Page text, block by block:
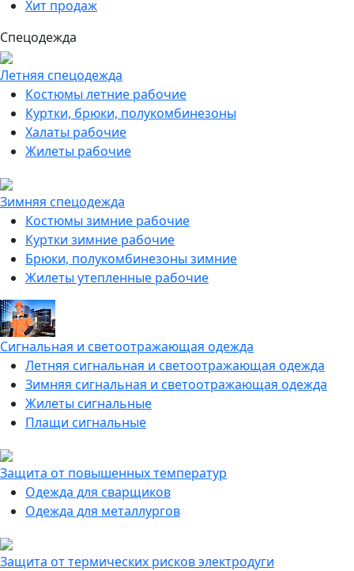
Хит продаж
Спецодежда
Летняя спецодежда
Костюмы летние рабочие
Куртки, брюки, полукомбинезоны
Халаты рабочие
Жилеты рабочие
Зимняя спецодежда
Костюмы зимние рабочие
Куртки зимние рабочие
Брюки, полукомбинезоны зимние
Жилеты утепленные рабочие
Сигнальная и светоотражающая одежда
Летняя сигнальная и светоотражающая одежда
Зимняя сигнальная и светоотражающая одежда
Жилеты сигнальные
Плащи сигнальные
Защита от повышенных температур
Одежда для сварщиков
Одежда для металлургов
Защита от термических рисков электродуги